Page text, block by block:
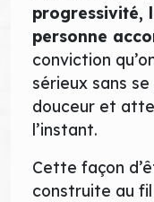
progressivité,
personne
conviction
sérieux sans
douceur et
l’instant.
Cette façon
construite au